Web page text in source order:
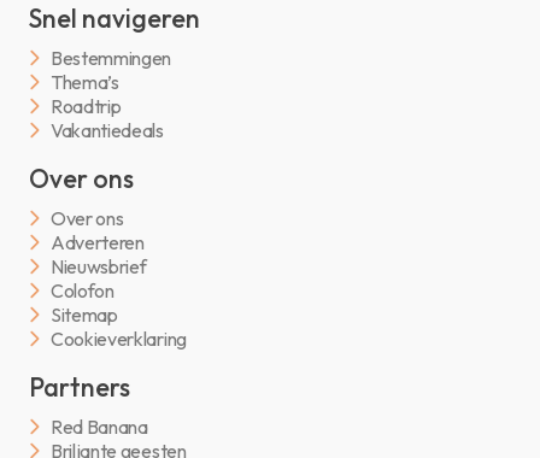
Snel navigeren
Bestemmingen
Thema’s
Roadtrip
Vakantiedeals
Over ons
Over ons
Adverteren
Nieuwsbrief
Colofon
Sitemap
Cookieverklaring
Partners
Red Banana
Briljante geesten